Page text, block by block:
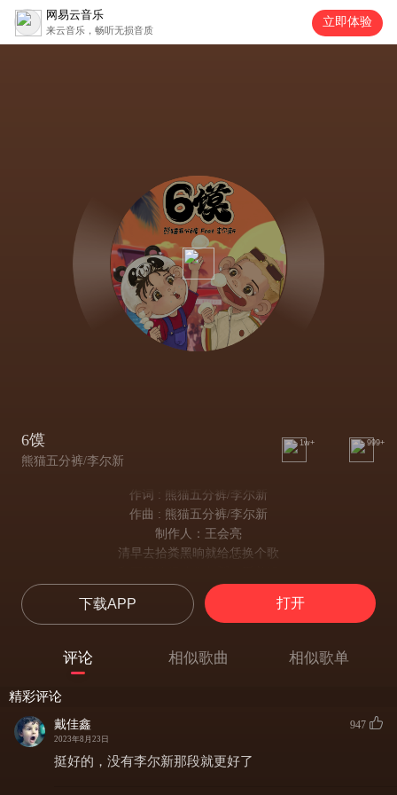
网易云音乐
来云音乐，畅听无损音质
立即体验
6馍
熊猫五分裤/李尔新
1w+ 999+
作词 : 熊猫五分裤/李尔新
作曲 : 熊猫五分裤/李尔新
制作人：王会亮
清早去拾粪黑晌就给恁换个歌
馍越做越大㧅菜叫他们换个桌
谁把赛尔号开到 banner位半个月
我说恁都别给那挟邩看俺今儿个咋给河南上大分
恁都不狂了咋都不雅了说俺了烩面腔调咋恁凶
中文黑怕靠啥救活
下载APP 打开
评论 相似歌曲 相似歌单
精彩评论
戴佳鑫
2023年8月23日
947
挺好的，没有李尔新那段就更好了